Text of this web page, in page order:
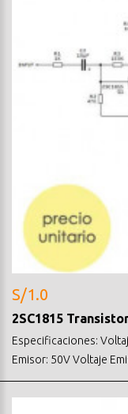
S/1.0
2SC1815
Especificaciones:
Emisor: 50V Voltaje